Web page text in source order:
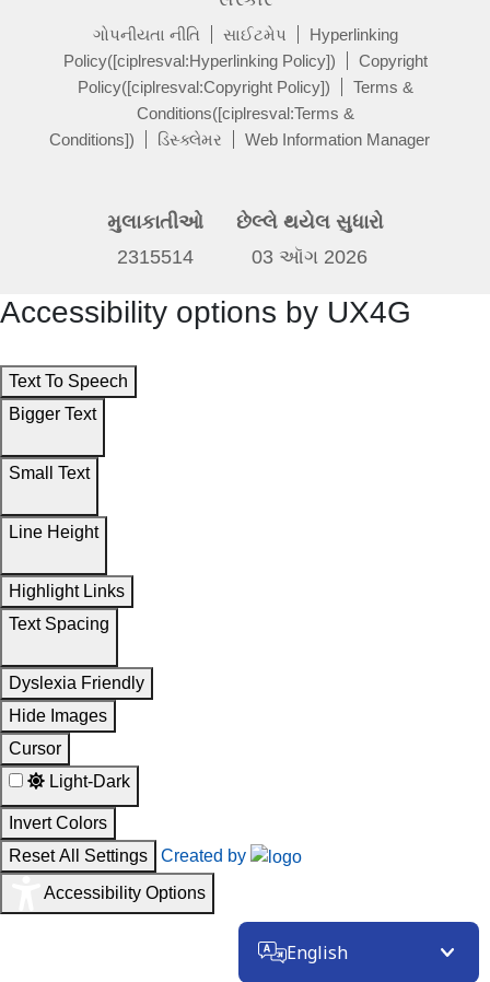
ગોપનીયતા નીતિ સાઈટમેપ
Hyperlinking
Policy([ciplresval:Hyperlinking Policy])
Copyright
Policy([ciplresval:Copyright Policy])
Terms &
Conditions([ciplresval:Terms &
Conditions])
ડિસ્ક્લેમર Web Information Manager
મુલાકાતીઓ
2315514
છેલ્લે થયેલ સુધારો
03 ઑગ 2026
Accessibility options by UX4G
Text To Speech
Bigger Text
Small Text
Line Height
Highlight Links
Text Spacing
Dyslexia Friendly
Hide Images
Cursor
Light-Dark
Invert Colors
Reset All Settings
Created by
Accessibility Options
English